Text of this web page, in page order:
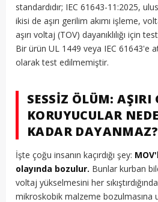
standardıdır; IEC 61643-11:2025,
ikisi de aşırı gerilim akımı işleme,
aşırı voltaj (TOV) dayanıklılığı için
Bir ürün UL 1449 veya IEC 61643'e
olarak test edilmemiştir.
SESSIZ ÖLÜM: AŞIRI
KORUYUCULAR
KADAR DAYANMAZ?
İşte çoğu insanın kaçırdığı şey:
olayında bozulur. Bunlar kurban
voltaj yükselmesini her
mikroskobik malzeme bozulmasına